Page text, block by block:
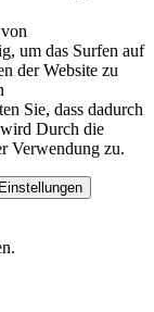
um das Surfen auf
der Website zu
Sie, dass dadurch
Durch die
Verwendung zu.